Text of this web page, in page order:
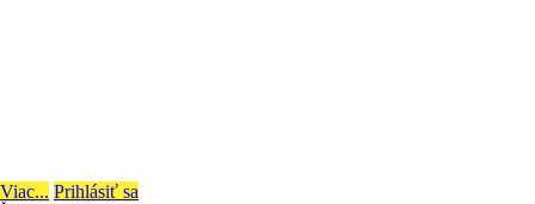
Viac... Prihlásiť sa